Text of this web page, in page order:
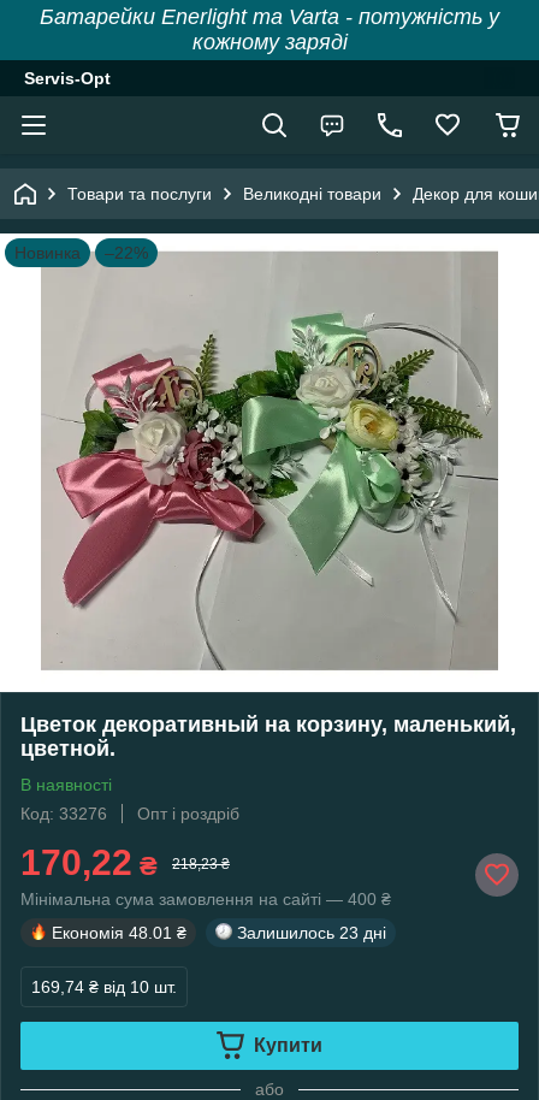
Батарейки Enerlight та Varta - потужність у
кожному заряді
Servis-Opt
Товари та послуги Великодні товари Декор для
Новинка –22%
Цветок декоративный на корзину, маленький,
цветной.
В наявності
Код: 33276
Опт і роздріб
170,22 ₴ 218,23 ₴
Мінімальна сума замовлення на сайті — 400 ₴
Економія 48.01 ₴ Залишилось 23 дні
169,74 ₴ від 10 шт.
Купити
або